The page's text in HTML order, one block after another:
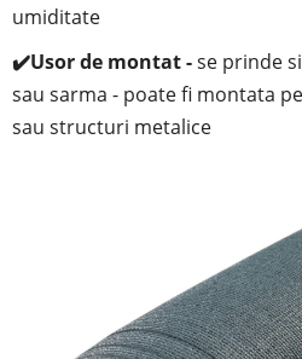
umiditate
✔️Usor de montat -se prinde
sau sarma - poate fi montata
sau structuri metalice